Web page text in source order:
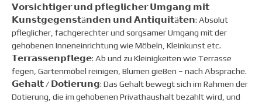
𝗩𝗼𝗿𝘀𝗶𝗰𝗵𝘁𝗶𝗴𝗲𝗿 𝘂𝗻𝗱 𝗽𝗳𝗹𝗲𝗴𝗹𝗶𝗰𝗵𝗲𝗿 𝗨𝗺𝗴𝗮𝗻𝗴 𝗺𝗶𝘁
𝗞𝘂𝗻𝘀𝘁𝗴𝗲𝗴𝗲𝗻𝘀𝘁ä𝗻𝗱𝗲𝗻 𝘂𝗻𝗱 𝗔𝗻𝘁𝗶𝗾𝘂𝗶𝘁ä𝘁𝗲𝗻: Absolut
pfleglicher, fachgerechter und sorgsamer Umgang mit der
gehobenen Inneneinrichtung wie Möbeln, Kleinkunst etc.
𝗧𝗲𝗿𝗿𝗮𝘀𝘀𝗲𝗻𝗽𝗳𝗹𝗲𝗴𝗲: Ab und zu Kleinigkeiten wie Terrasse
fegen, Gartenmöbel reinigen, Blumen gießen – nach Absprache.
𝗚𝗲𝗵𝗮𝗹𝘁 / 𝗗𝗼𝘁𝗶𝗲𝗿𝘂𝗻𝗴: Das Gehalt bewegt sich im Rahmen der
Dotierung, die im gehobenen Privathaushalt bezahlt wird, und